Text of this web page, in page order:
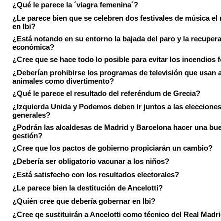
¿Qué le parece la ´viagra femenina´?
¿Le parece bien que se celebren dos festivales de música el
en Ibi?
¿Está notando en su entorno la bajada del paro y la
económica?
¿Cree que se hace todo lo posible para evitar los incendios
¿Deberían prohibirse los programas de televisión que usan
animales como divertimento?
¿Qué le parece el resultado del referéndum de Grecia?
¿Izquierda Unida y Podemos deben ir juntos a las elecciones
generales?
¿Podrán las alcaldesas de Madrid y Barcelona hacer una
gestión?
¿Cree que los pactos de gobierno propiciarán un cambio?
¿Debería ser obligatorio vacunar a los niños?
¿Está satisfecho con los resultados electorales?
¿Le parece bien la destitución de Ancelotti?
¿Quién cree que debería gobernar en Ibi?
¿Cree qe sustituirán a Ancelotti como técnico del Real